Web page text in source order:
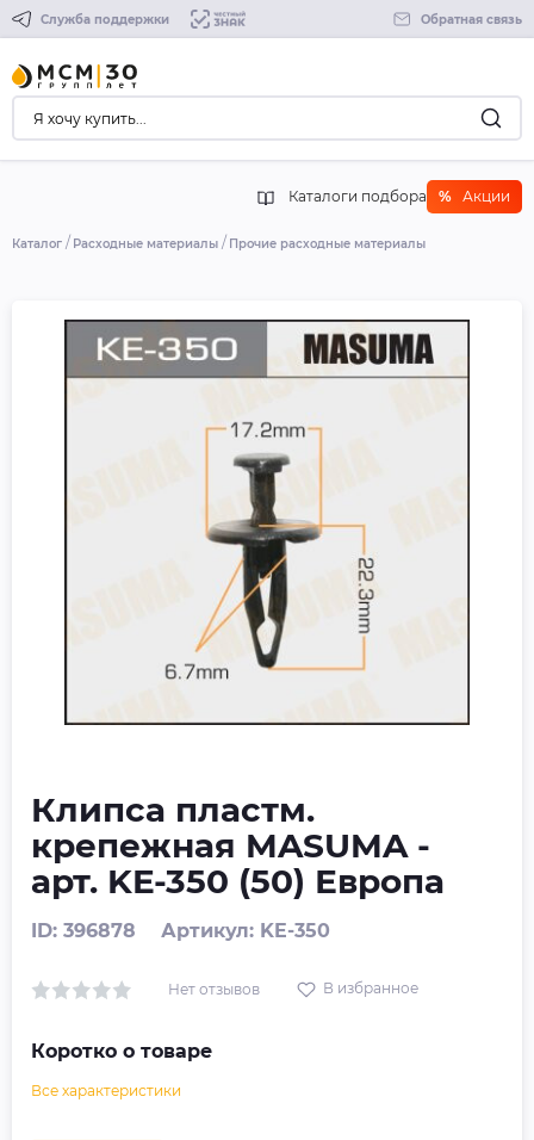
Служба поддержки Обратная связь
Каталоги подбора % Акции
Каталог Расходные материалы Прочие расходные материалы
Клипса пластм.
крепежная MASUMA -
арт. KE-350 (50) Европа
ID: 396878 Артикул: KE-350
Нет отзывов В избранное
Коротко о товаре
Все характеристики